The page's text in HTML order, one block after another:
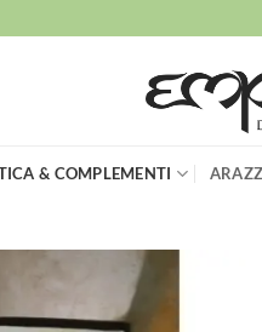
& COMPLEMENTI